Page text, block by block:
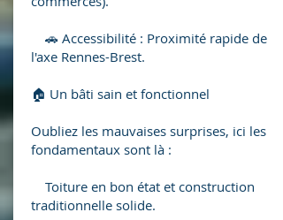
🚗 Accessibilité : Proximité rapide de
l'axe Rennes-Brest.
🏠 Un bâti sain et fonctionnel
Oubliez les mauvaises surprises, ici les
fondamentaux sont là :
Toiture en bon état et construction
traditionnelle solide.